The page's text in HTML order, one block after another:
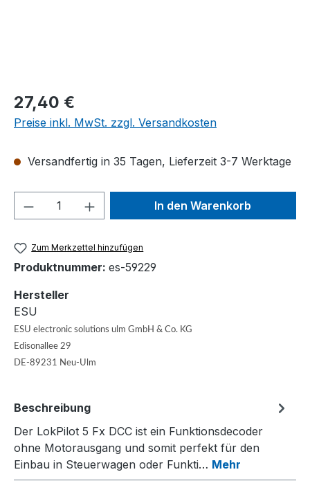
Regulärer Preis:
27,40 €
Preise inkl. MwSt. zzgl. Versandkosten
Versandfertig in 35 Tagen, Lieferzeit 3-7 Werktage
Produkt Anzahl: Gib denIn den Warenkorb
Zum Merkzettel hinzufügen
Produktnummer: es-59229
Hersteller
ESU
ESU electronic solutions ulm GmbH & Co. KG
Edisonallee 29
DE-89231 Neu-Ulm
Beschreibung
Der LokPilot 5 Fx DCC ist ein Funktionsdecoder
ohne Motorausgang und somit perfekt für den
Einbau in Steuerwagen oder Funkti… Mehr